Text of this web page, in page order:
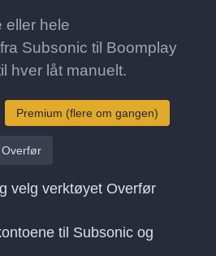
eller hele
Subsonic til Boomplay
hver låt manuelt.
Premium (flere om gangen)
Overfør
velg verktøyet Overfør
til Subsonic og